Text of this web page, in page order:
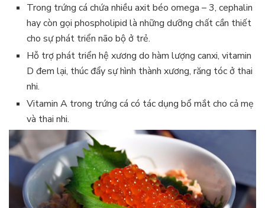
Trong trứng cá chứa nhiều axit béo omega – 3, cephalin
hay còn gọi phospholipid là những dưỡng chất cần thiết
cho sự phát triển não bộ ở trẻ.
Hỗ trợ phát triển hệ xương do hàm lượng canxi, vitamin
D đem lại, thúc đẩy sự hình thành xương, răng tóc ở thai
nhi.
Vitamin A trong trứng cá có tác dụng bổ mắt cho cả mẹ
và thai nhi.